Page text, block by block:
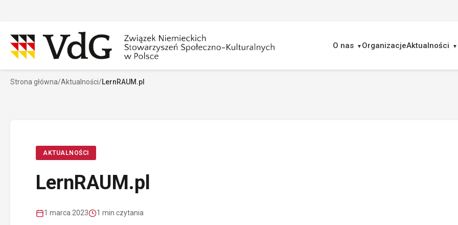
O nas OrganizacjeAktualności
Szukaj
Strona główna/Aktualności/LernRAUM.pl
AKTUALNOŚCI
LernRAUM.pl
1 marca 2023 1 min czytania